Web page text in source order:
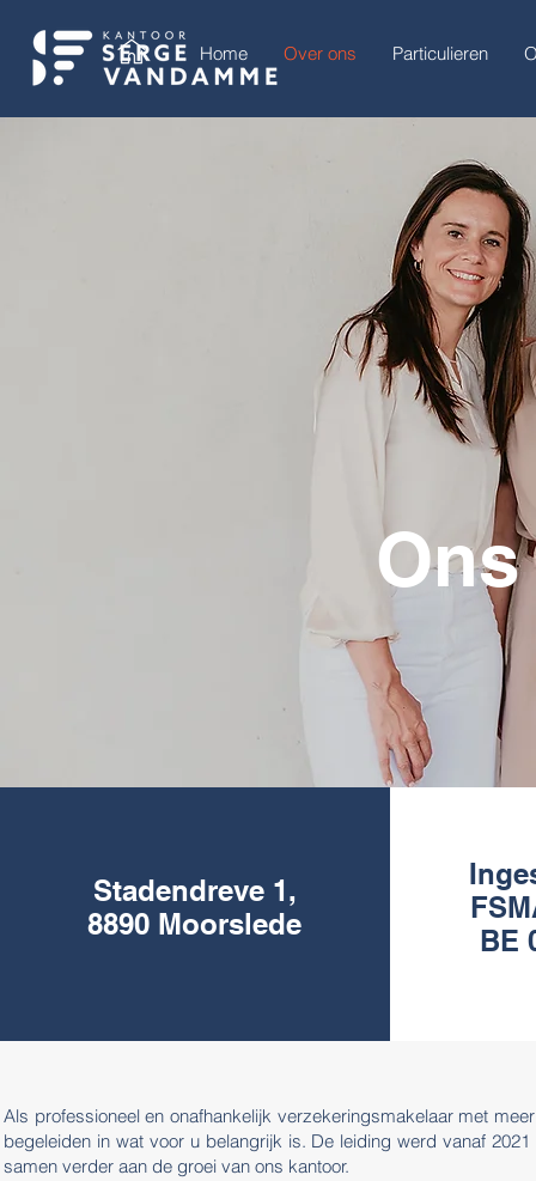
Home Over ons Particulieren
Stadendreve 1,
8890 Moorslede
BE
Als professioneel en onafhankelijk verzekeringsmakelaar met
begeleiden in wat voor u belangrijk is. De leiding werd vanaf
samen verder aan de groei van ons kantoor.